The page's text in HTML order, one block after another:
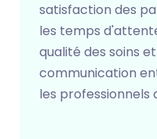
satisfaction des
les temps
qualité des soins
communication
les professionnels